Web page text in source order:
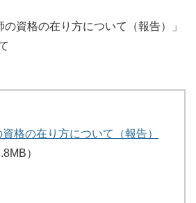
の資格の在り方について（報告）」
格の在り方について（報告）
）